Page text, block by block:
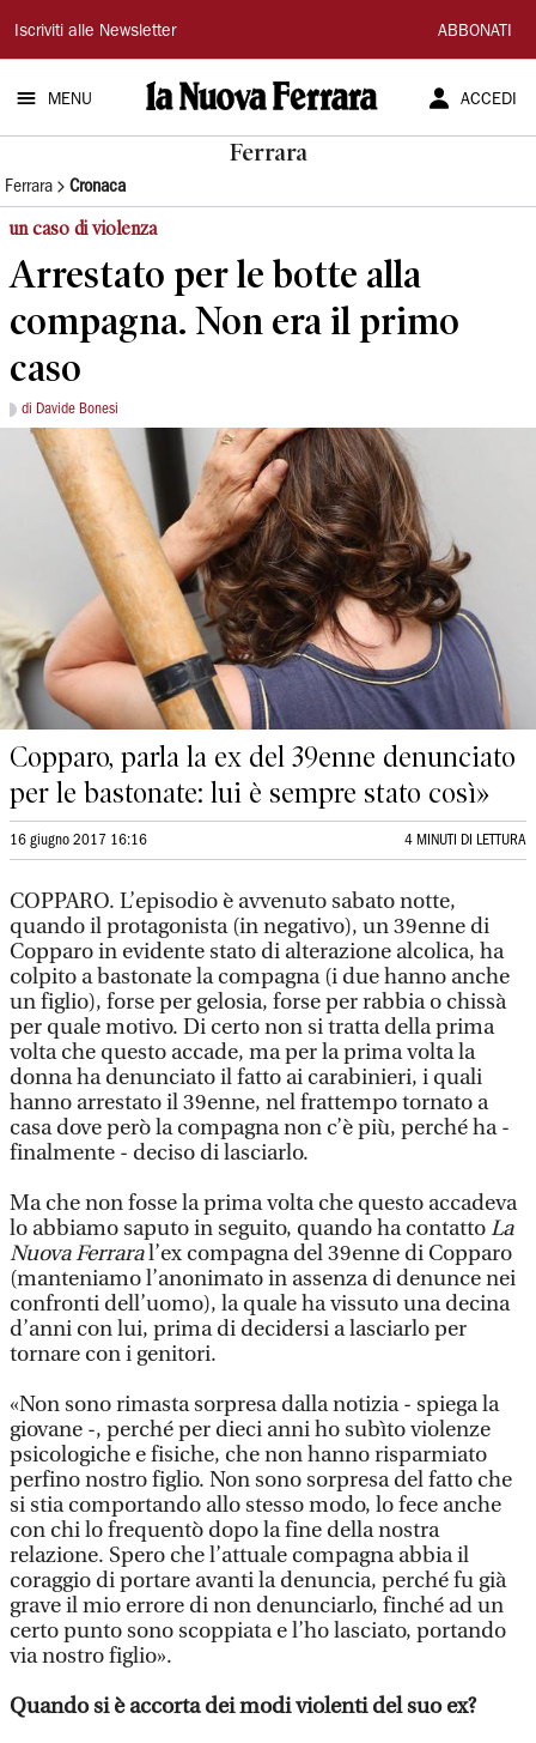
La
Nuova
Ferrara
Iscriviti alle Newsletter ABBONATI
MENU ACCEDI
Ferrara
Ferrara Cronaca
un caso di violenza
Arrestato per le botte alla
compagna. Non era il primo
caso
di Davide Bonesi
Copparo, parla la ex del 39enne denunciato
per le bastonate: lui è sempre stato così»
16 giugno 2017 16:16 4 MINUTI DI LETTURA
COPPARO. L’episodio è avvenuto sabato notte,
quando il protagonista (in negativo), un 39enne di
Copparo in evidente stato di alterazione alcolica, ha
colpito a bastonate la compagna (i due hanno anche
un figlio), forse per gelosia, forse per rabbia o chissà
per quale motivo. Di certo non si tratta della prima
volta che questo accade, ma per la prima volta la
donna ha denunciato il fatto ai carabinieri, i quali
hanno arrestato il 39enne, nel frattempo tornato a
casa dove però la compagna non c’è più, perché ha -
finalmente - deciso di lasciarlo.
Ma che non fosse la prima volta che questo accadeva
lo abbiamo saputo in seguito, quando ha contattoLa
Nuova Ferraral’ex compagna del 39enne di Copparo
(manteniamo l’anonimato in assenza di denunce nei
confronti dell’uomo), la quale ha vissuto una decina
d’anni con lui, prima di decidersi a lasciarlo per
tornare con i genitori.
«Non sono rimasta sorpresa dalla notizia - spiega la
giovane -, perché per dieci anni ho subìto violenze
psicologiche e fisiche, che non hanno risparmiato
perfino nostro figlio. Non sono sorpresa del fatto che
si stia comportando allo stesso modo, lo fece anche
con chi lo frequentò dopo la fine della nostra
relazione. Spero che l’attuale compagna abbia il
coraggio di portare avanti la denuncia, perché fu già
grave il mio errore di non denunciarlo, finché ad un
certo punto sono scoppiata e l’ho lasciato, portando
via nostro figlio».
Quando si è accorta dei modi violenti del suo ex?